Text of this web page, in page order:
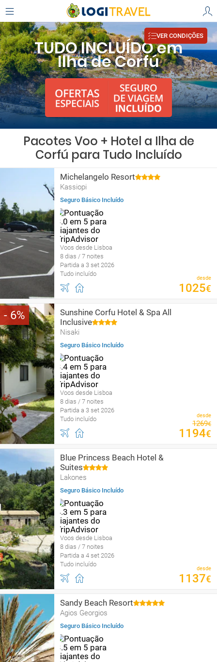
TUDO INCLUÍDO em
Ilha de Corfú
VER CONDIÇÕES
Pacotes Voo + Hotel a Ilha de
Corfú para Tudo Incluído
Michelangelo Resort
Kassiopi
Seguro Básico Incluído
Voos desde Lisboa
8 dias / 7 noites
Partida a 3 set 2026
Tudo incluído
desde
1025€
6
Sunshine Corfu Hotel & Spa All
Inclusive
Nisaki
Seguro Básico Incluído
Voos desde Lisboa
8 dias / 7 noites
Partida a 3 set 2026
Tudo incluído
desde
1269€
1194€
Blue Princess Beach Hotel &
Suites
Lakones
Seguro Básico Incluído
Voos desde Lisboa
8 dias / 7 noites
Partida a 4 set 2026
Tudo incluído
desde
1137€
Sandy Beach Resort
Agios Georgios
Seguro Básico Incluído